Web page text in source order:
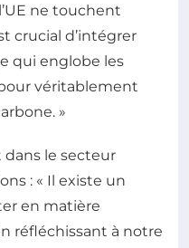
ne touchent
crucial d’intégrer
qui englobe les
véritablement
»
le secteur
: « Il existe un
en matière
réfléchissant à notre